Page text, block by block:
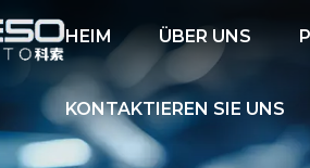
HEIM ÜBER UNS
KONTAKTIEREN SIE UNS